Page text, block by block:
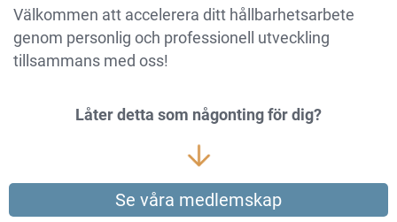
Välkommen att accelerera ditt hållbarhetsarbete
genom personlig och professionell utveckling
tillsammans med oss!
Låter detta som någonting för dig?
Se våra medlemskap